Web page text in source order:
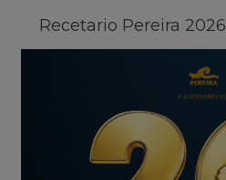
Recetario Pereira 2026